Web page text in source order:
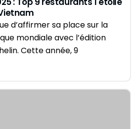
d’affirmer sa place sur la
mondiale avec l’édition
Cette année, 9